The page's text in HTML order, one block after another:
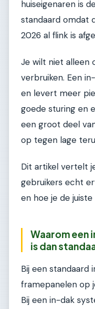
huiseigenaren is
standaard omdat
2026 al flink is
Je wilt niet alleen
verbruiken. Een
en levert meer
goede sturing en
een groot deel
op tegen lage
Dit artikel vertelt
gebruikers echt
en hoe je de juiste
Waarom een
is dan
Bij een standaard
framepanelen op
Bij een in-dak